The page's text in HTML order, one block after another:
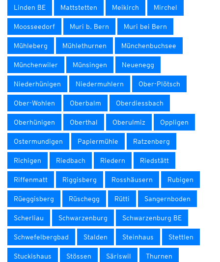
Linden BE Mattstetten Meikirch Mirchel
Moosseedorf Muri b. Bern Muri bei Bern
Mühleberg Mühlethurnen Münchenbuchsee
Münchenwiler Münsingen Neuenegg
Niederhünigen Niedermuhlern Ober-Plötsch
Ober-Wohlen Oberbalm Oberdiessbach
Oberhünigen Oberthal Oberulmiz Oppligen
Ostermundigen Papiermühle Ratzenberg
Richigen Riedbach Riedern Riedstätt
Riffenmatt Riggisberg Rosshäusern Rubigen
Rüeggisberg Rüschegg Rütti Sangernboden
Scherliau Schwarzenburg Schwarzenburg BE
Schwefelbergbad Stalden Steinhaus Stettlen
Stuckishaus Stössen Säriswil Thurnen